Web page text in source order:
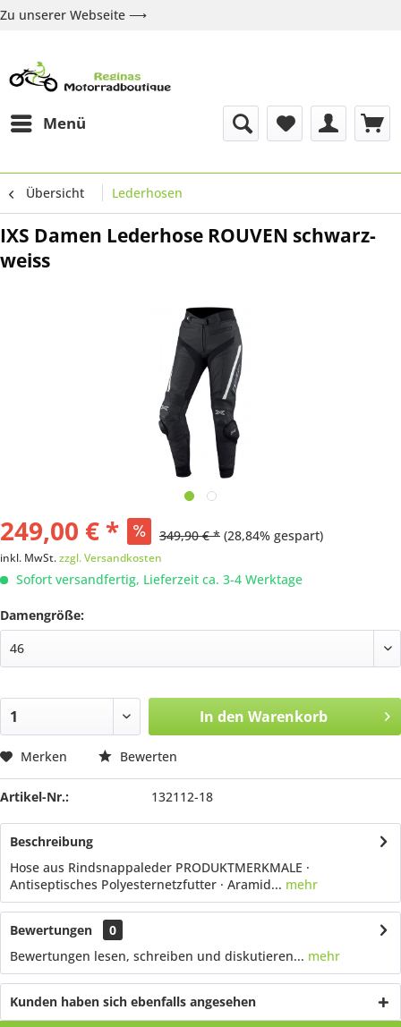
Zu unserer Webseite ⟶
Menü
Übersicht Lederhosen
IXS Damen Lederhose ROUVEN schwarz-
weiss
249,00 € * 349,90 € * (28,84% gespart)
inkl. MwSt.zzgl. Versandkosten
Sofort versandfertig, Lieferzeit ca. 3-4 Werktage
Damengröße:
In den Warenkorb
Merken Bewerten
Artikel-Nr.: 132112-18
Beschreibung
Hose aus Rindsnappaleder PRODUKTMERKMALE ·
Antiseptisches Polyesternetzfutter · Aramid... mehr
Bewertungen
0
Bewertungen lesen, schreiben und diskutieren... mehr
Kunden haben sich ebenfalls angesehen